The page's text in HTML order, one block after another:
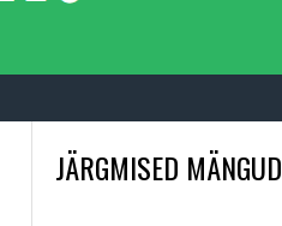
JÄRGMISED MÄNGUD